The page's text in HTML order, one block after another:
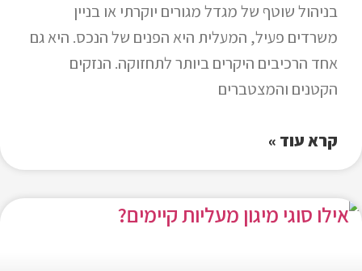
בניהול שוטף של מגדל מגורים יוקרתי או בניין
משרדים פעיל, המעלית היא הפנים של הנכס. היא גם
אחד הרכיבים היקרים ביותר לתחזוקה. הנזקים
הקטנים והמצטברים
קרא עוד »